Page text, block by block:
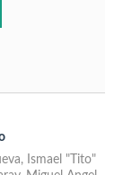
Ismael "Tito"